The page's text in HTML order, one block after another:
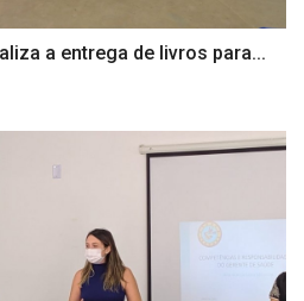
a entrega de livros para...